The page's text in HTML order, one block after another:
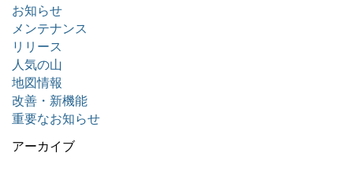
お知らせ
メンテナンス
リリース
人気の山
地図情報
改善・新機能
重要なお知らせ
アーカイブ